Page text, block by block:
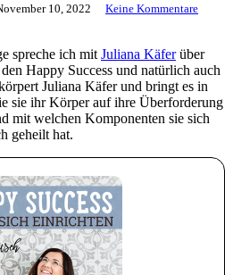
10, 2022 Keine Kommentare
spreche ich mit Juliana Käferüber
Happy Success und natürlich auch
Juliana Käfer und bringt es in
sie ihr Körper auf ihre Überforderung
mit welchen Komponenten sie sich
geheilt hat.